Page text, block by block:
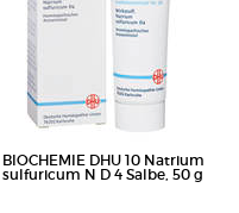
BIOCHEMIE DHU 10 Natrium
sulfuricum N D 4 Salbe, 50 g